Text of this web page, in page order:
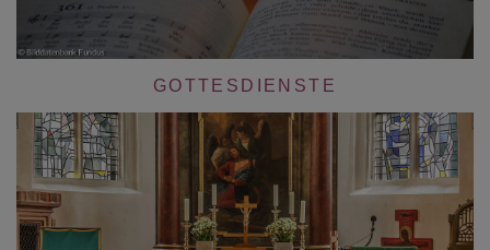
GOTTESDIENSTE